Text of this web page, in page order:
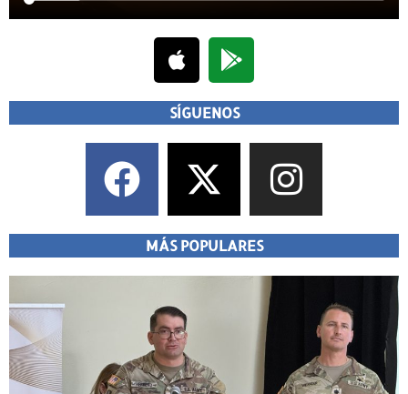
SÍGUENOS
MÁS POPULARES